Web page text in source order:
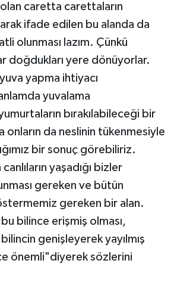
caretta carettaların
ifade edilen bu alanda da
olunması lazım. Çünkü
doğdukları yere dönüyorlar.
yapma ihtiyacı
yuvalama
bırakılabileceği bir
onların da neslinin tükenmesiyle
bir sonuç görebiliriz.
yaşadığı bizler
gereken ve bütün
gereken bir alan.
bilince erişmiş olması,
genişleyerek yayılmış
önemli"diyerek sözlerini